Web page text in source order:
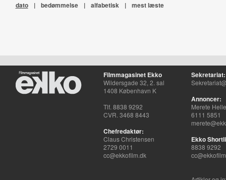
dato | bedømmelse | alfabetisk | mest læste
Filmmagasinet Ekko
Wildersgade 32, 2. sal
1408 København K
Tlf. 8838 9292
CVR. 3468 8443
Chefredaktør:
Claus Christensen
2729 0011
cc@ekkofilm.dk
Sekretariat:
Annoncer:
Merete
6111 5851
Ekko
8838 9292